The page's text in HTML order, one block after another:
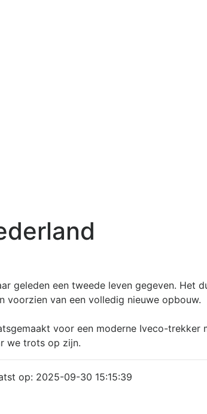
geleden een tweede leven gegeven. Het
voorzien van een volledig nieuwe opbouw.
voor een moderne Iveco-trekker
we trots op zijn.
op: 2025-09-30 15:15:39